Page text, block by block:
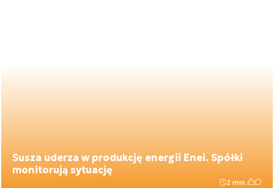
Susza uderza w produkcję energii Enei. Spółki
monitorują sytuację
2 min.